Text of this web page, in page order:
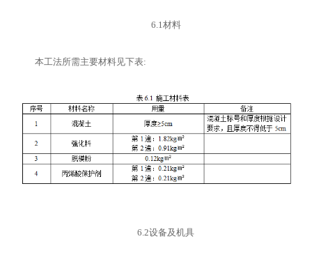
6.1材料
本工法所需主要材料见下表:
6.2设备及机具